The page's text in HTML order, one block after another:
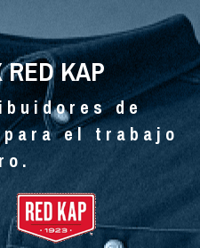
RED KAP
de
el trabajo